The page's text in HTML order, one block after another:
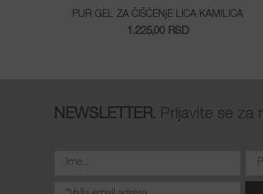
PUR GEL ZA ČIŠĆENjE LICA KAMILICA
1.225,00 RSD
NEWSLETTER. Prijavite se za